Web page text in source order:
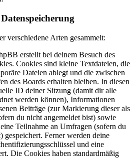
verschiedene Arten gesammelt:
erstellt bei deinem Besuch des
Cookies sind kleine Textdateien, die
Dateien ablegt und die zwischen
des Boards erhalten bleiben. In diesen
ID deiner Sitzung (damit dir alle
werden können), Informationen
Beiträge (zur Markierung dieser als
du nicht angemeldet bist) sowie
Teilnahme an Umfragen (sofern du
gespeichert. Ferner werden deine
und eine
Die Cookies haben standardmäßig